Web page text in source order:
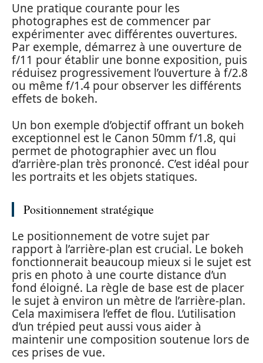
Une pratique courante pour les
photographes est de commencer par
expérimenter avec différentes ouvertures.
Par exemple, démarrez à une ouverture de
f/11 pour établir une bonne exposition, puis
réduisez progressivement l’ouverture à f/2.8
ou même f/1.4 pour observer les différents
effets de bokeh.
Un bon exemple d’objectif offrant un bokeh
exceptionnel est le Canon 50mm f/1.8, qui
permet de photographier avec un flou
d’arrière-plan très prononcé. C’est idéal pour
les portraits et les objets statiques.
Positionnement stratégique
Le positionnement de votre sujet par
rapport à l’arrière-plan est crucial. Le bokeh
fonctionnerait beaucoup mieux si le sujet est
pris en photo à une courte distance d’un
fond éloigné. La règle de base est de placer
le sujet à environ un mètre de l’arrière-plan.
Cela maximisera l’effet de flou. L’utilisation
d’un trépied peut aussi vous aider à
maintenir une composition soutenue lors de
ces prises de vue.